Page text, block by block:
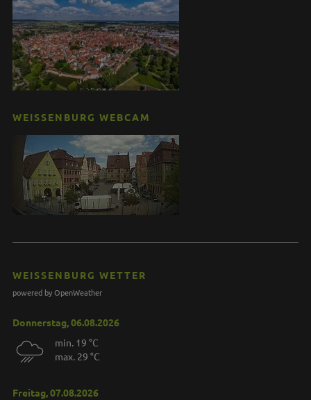
WEISSENBURG WEBCAM
WEISSENBURG WETTER
powered by OpenWeather
Donnerstag, 06.08.2026
min. 19 °C
max. 29 °C
Freitag, 07.08.2026